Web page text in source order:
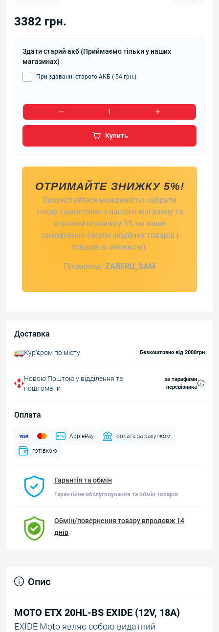
3382 грн.
Здати старий акб (Приймаємо тільки у наших
магазинах)
При здаванні старого АКБ (-54 грн.)
Купить
ОТРИМАЙТЕ ЗНИЖКУ 5%!
Скористайтеся можливістю забрати
товар самостійно з нашого магазину та
отримайте знижку 5% на ваше
замовлення (окрім акційних товарів і
товарів зі знижкою).
Промокод: ZABERU_SAM
Доставка
Курʼєром по місту Безкоштовно від 2000грн
Новою Поштою у відділення та
поштомати
за тарифами
перевізника
Оплата
ApplePay оплата за рахунком
готівкою
Гарантія та обмін
Гарантійне обслуговування та обмін товарів
Обмін/повернення товару впродовж 14
днів
Опис
MOTO ETX 20HL-BS EXIDE (12V, 18A)
EXIDE Moto являє собою видатний